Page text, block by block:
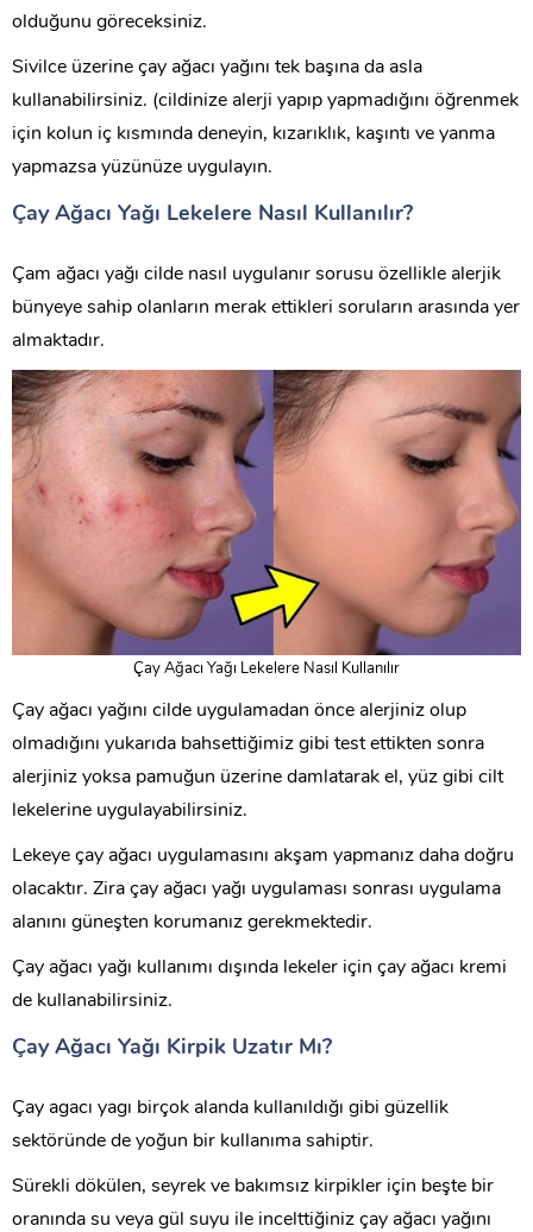
olduğunu göreceksiniz.
Sivilce üzerine çay ağacı yağını tek başına da asla
kullanabilirsiniz. (cildinize alerji yapıp yapmadığını öğrenmek
için kolun iç kısmında deneyin, kızarıklık, kaşıntı ve yanma
yapmazsa yüzünüze uygulayın.
Çay Ağacı Yağı Lekelere Nasıl Kullanılır?
Çam ağacı yağı cilde nasıl uygulanır sorusu özellikle alerjik
bünyeye sahip olanların merak ettikleri soruların arasında yer
almaktadır.
Çay Ağacı Yağı Lekelere Nasıl Kullanılır
Çay ağacı yağını cilde uygulamadan önce alerjiniz olup
olmadığını yukarıda bahsettiğimiz gibi test ettikten sonra
alerjiniz yoksa pamuğun üzerine damlatarak el, yüz gibi cilt
lekelerine uygulayabilirsiniz.
Lekeye çay ağacı uygulamasını akşam yapmanız daha doğru
olacaktır. Zira çay ağacı yağı uygulaması sonrası uygulama
alanını güneşten korumanız gerekmektedir.
Çay ağacı yağı kullanımı dışında lekeler için çay ağacı kremi
de kullanabilirsiniz.
Çay Ağacı Yağı Kirpik Uzatır Mı?
Çay agacı yagı birçok alanda kullanıldığı gibi güzellik
sektöründe de yoğun bir kullanıma sahiptir.
Sürekli dökülen, seyrek ve bakımsız kirpikler için beşte bir
oranında su veya gül suyu ile incelttiğiniz çay ağacı yağını